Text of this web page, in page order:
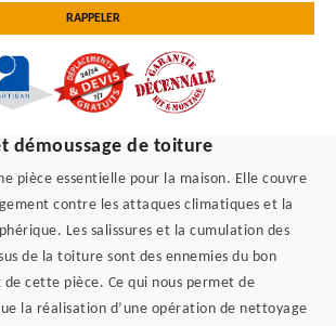
démoussage de toiture
pièce essentielle pour la maison. Elle couvre
contre les attaques climatiques et la
Les salissures et la cumulation des
de la toiture sont des ennemies du bon
cette pièce. Ce qui nous permet de
la réalisation d’une opération de nettoyage